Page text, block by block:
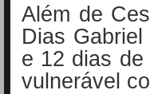
Além de
Dias
e 12 dias
vulnerável